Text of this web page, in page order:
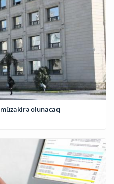
Maliyyə uçotunda İT-nin tətbiqi müzakirə olunacaq